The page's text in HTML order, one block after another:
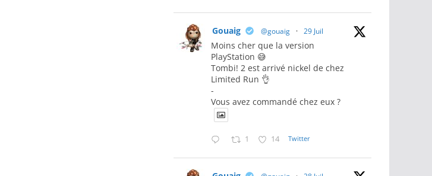
Gouaig @gouaig · 29 Juil
Moins cher que la version
PlayStation 😅
Tombi! 2 est arrivé nickel de chez
Limited Run 👌
-
Vous avez commandé chez eux ?
1 14 Twitter